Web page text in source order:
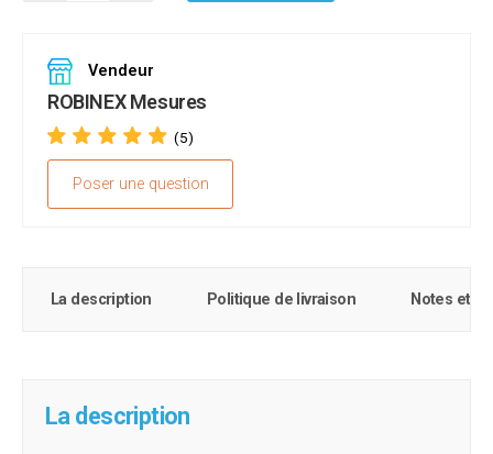
Vendeur
ROBINEX Mesures
(5)
Poser une question
La description Politique de livraison Notes et
La description